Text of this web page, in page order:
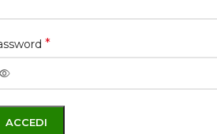
*
ACCEDI